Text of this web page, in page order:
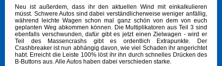
Neu ist außerdem, dass ihr den aktuellen Wind mit einkalkulieren
müsst. Schwere Autos sind dabei verständlicherweise weniger anfällig,
während leichte Wagen schon mal ganz schön von dem von euch
geplanten Weg abkommen können. Die Multiplikatoren aus Teil 3 sind
ebenfalls verschwunden, dafür gibt es jetzt einen Zielwagen - wird er
Teil des Massencrashs gibt es ordentlich Extrapunkte. Der
Crashbreaker ist nun abhängig davon, wie viel Schaden ihr angerichtet
habt. Erreicht die Leiste 100% löst ihr ihn durch schnelles Drücken des
B-Buttons aus. Alle Autos haben dabei verschieden starke.